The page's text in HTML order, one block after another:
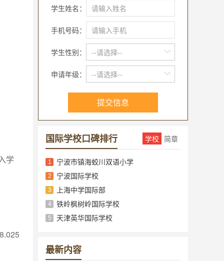
学
学生姓名：
手机号码：
学生性别： --请选择--
申请年级： --请选择--
提交信息
学校 简章
国际学校口碑排行
1 宁波市镇海蛟川双语小学
2 宁波国际学校
3 上海中学国际部
4 铁岭枫树岭国际学校
5 天津英华国际学校
最新内容